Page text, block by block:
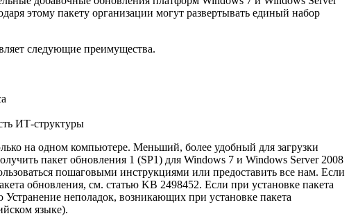
этому пакету организации могут развертывать единый набор
следующие преимущества.
ИТ-структуры
на одном компьютере. Меньший, более удобный для загрузки
пакет обновления 1 (SP1) для Windows 7 и Windows Server 2008
пошаговыми инструкциями или предоставить все нам. Если
обновления, см. статью KB 2498452. Если при установке пакета
неполадок, возникающих при установке пакета
языке).